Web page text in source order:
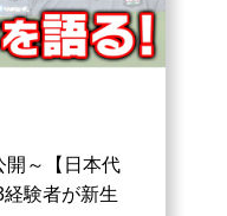
開～【日本代
験者が新生